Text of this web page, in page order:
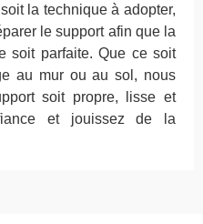
la technique à adopter,
le support afin que la
soit parfaite. Que ce soit
au mur ou au sol, nous
soit propre, lisse et
et jouissez de la